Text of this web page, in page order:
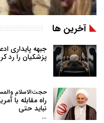
آخرین ها
جبهه پایداری
پزشکیان را رد
حجت‌الاسلام
راه مقابله با
نباید حتی
…